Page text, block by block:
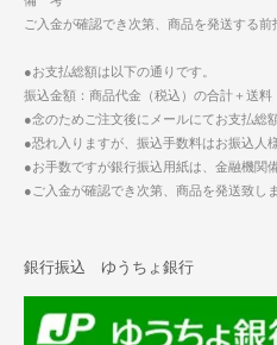
ご入金が確認でき次第、商品を発送する前
●お支払総額は以下の通りです。
振込金額：商品代金（税込）の合計＋送料
●念のためご注文後にメールにてお支払総
●恐れ入りますが、振込手数料はお振込人
●お手数ですが銀行振込用紙は、金融機関
●ご入金が確認でき次第、商品を発送致し
銀行振込 ゆうちょ銀行